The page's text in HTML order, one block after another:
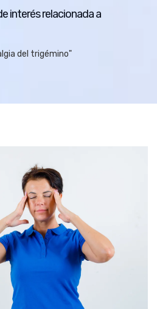
interés relacionada a
del trigémino"